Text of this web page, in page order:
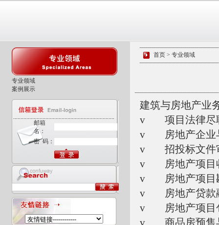
专业领域
案例展示
邮箱
名：
密 码：
首页 > 专业领域
建筑与房地产业
v 项目法律尽职
v 房地产企业
v 招投标文件审
v 房地产项目
v 房地产项目
v 房地产贷款融
v 房地产项目
v 商品房预售